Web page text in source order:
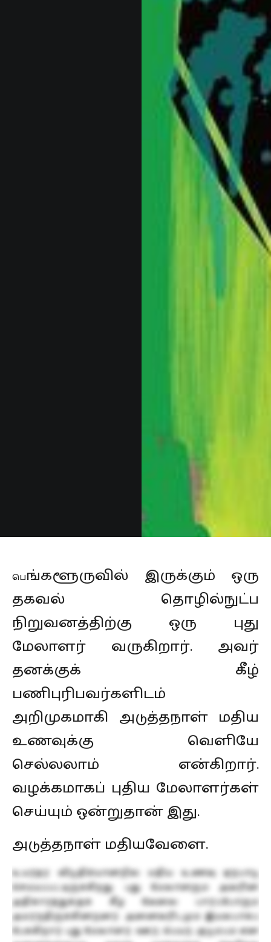
பெங்களூருவில் இருக்கும் ஒரு
தகவல் தொழில்நுட்ப
நிறுவனத்திற்கு ஒரு புது
மேலாளர் வருகிறார். அவர்
தனக்குக் கீழ்
பணிபுரிபவர்களிடம்
அறிமுகமாகி அடுத்தநாள் மதிய
உணவுக்கு வெளியே
செல்லலாம் என்கிறார்.
வழக்கமாகப் புதிய மேலாளர்கள்
செய்யும் ஒன்றுதான் இது.
அடுத்தநாள் மதியவேளை.
உயர்தர விடுதியொன்றில் மதிய உணவு ஏற்பாடு
செய்யப்பட்டிருக்கிறது. புது மேலாளரும் அவரின்
அதிகாரத்துக்குக் கீழ் வேலை பார்ப்போரும்
அமர்ந்திருக்கின்றனர். அனைவரிடமும் இயல்பாகப்
பேசுகிறார் புது மேலாளர். ஊர், பெயர், குடும்பம் என